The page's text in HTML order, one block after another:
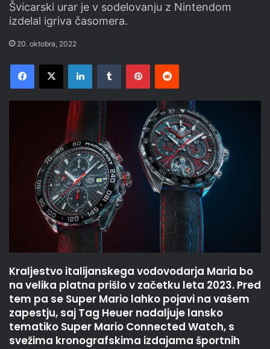
Švicarski urar je v sodelovanju z Nintendom
izdelal igriva časomera.
20. oktobra, 2022
Facebook
X LinkedInTumblr PinterestReddit
Kraljestvo italijanskega vodovodarja Maria bo
na velika platna prišlo v začetku leta 2023. Pred
tem pa se Super Mario lahko pojavi na vašem
zapestju, saj Tag Heuer nadaljuje lansko
tematiko Super Mario Connected Watch, s
svežima kronografskima izdajama športnih